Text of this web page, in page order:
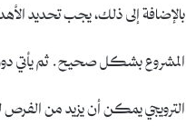
بالإضافة إلى ذلك، يجب تحديد
المشروع بشكل صحيح. ثم يأتي دور
الترويجي يمكن أن يزيد من